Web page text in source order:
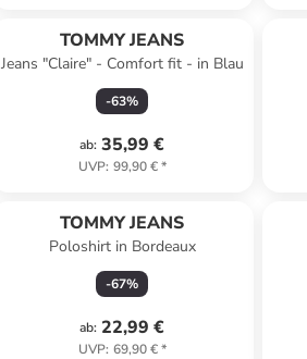
TOMMY JEANS
Jeans "Claire" - Comfort fit - in Blau
-63%
ab: 35,99 €
UVP: 99,90 €*
TOMMY JEANS
Poloshirt in Bordeaux
-67%
ab: 22,99 €
UVP: 69,90 €*